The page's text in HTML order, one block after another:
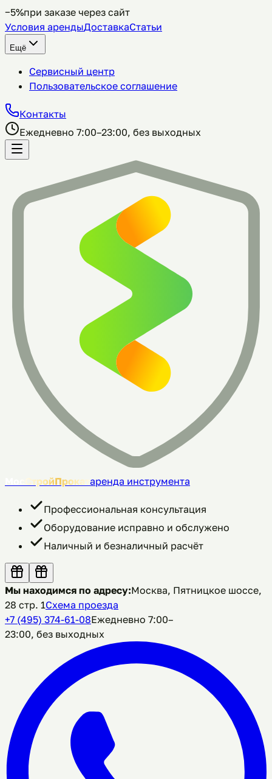
−5%при заказе через сайт
Условия арендыДоставкаСтатьи
Ещё
Сервисный центр
Пользовательское соглашение
Контакты
Ежедневно 7:00–23:00, без выходных
МосСтройПрокат аренда инструмента
Профессиональная консультация
Оборудование исправно и обслужено
Наличный и безналичный расчёт
Мы находимся по адресу:Москва, Пятницкое шоссе,
28 стр. 1Схема проезда
+7 (495) 374-61-08Ежедневно 7:00–
23:00, без выходных